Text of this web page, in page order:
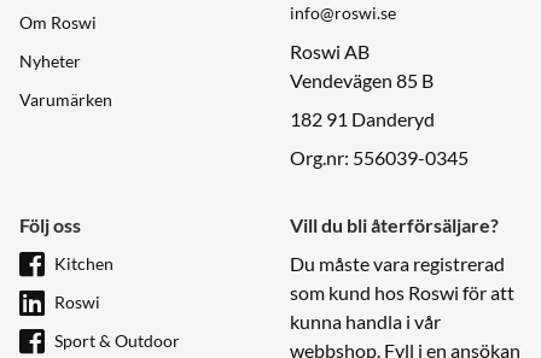
Om Roswi
Nyheter
Varumärken
info@roswi.se
Roswi AB
Vendevägen 85 B
182 91 Danderyd
Org.nr: 556039-0345
Följ oss
Kitchen
Roswi
Sport & Outdoor
Vill du bli återförsäljare?
Du måste vara registrerad
som kund hos Roswi för att
kunna handla i vår
webbshop. Fyll i en ansökan